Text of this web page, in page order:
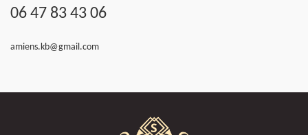
06 47 83 43 06
amiens.kb@gmail.com